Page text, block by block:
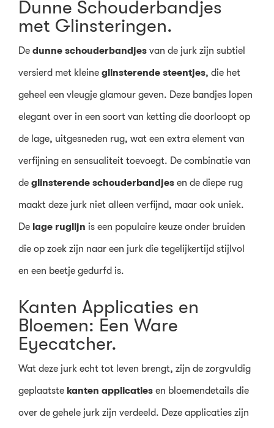
Dunne Schouderbandjes
met Glinsteringen.
De dunne schouderbandjes van de jurk zijn subtiel
versierd met kleine glinsterende steentjes, die het
geheel een vleugje glamour geven. Deze bandjes lopen
elegant over in een soort van ketting die doorloopt op
de lage, uitgesneden rug, wat een extra element van
verfijning en sensualiteit toevoegt. De combinatie van
de glinsterende schouderbandjes en de diepe rug
maakt deze jurk niet alleen verfijnd, maar ook uniek.
De lage ruglijn is een populaire keuze onder bruiden
die op zoek zijn naar een jurk die tegelijkertijd stijlvol
en een beetje gedurfd is.
Kanten Applicaties en
Bloemen: Een Ware
Eyecatcher.
Wat deze jurk echt tot leven brengt, zijn de zorgvuldig
geplaatste kanten applicaties en bloemendetails die
over de gehele jurk zijn verdeeld. Deze applicaties zijn